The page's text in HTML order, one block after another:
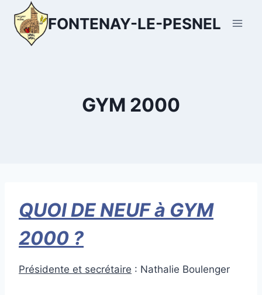
contenu
FONTENAY-LE-PESNEL
GYM 2000
QUOI DE NEUF à GYM
2000 ?
Présidente et secrétaire : Nathalie Boulenger